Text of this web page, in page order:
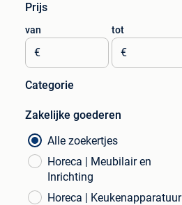
Prijs
van
€
tot
€
Categorie
Zakelijke goederen
Alle zoekertjes
Horeca | Meubilair en
Inrichting
Horeca | Keukenapparatuur